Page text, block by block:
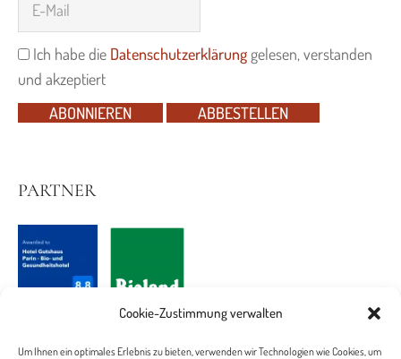
Cookie-Zustimmung verwalten
Um Ihnen ein optimales Erlebnis zu bieten, verwenden wir Technologien wie Cookies, um
Ich habe die Datenschutzerklärung gelesen, verstanden
und akzeptiert
ABONNIEREN
ABBESTELLEN
PARTNER